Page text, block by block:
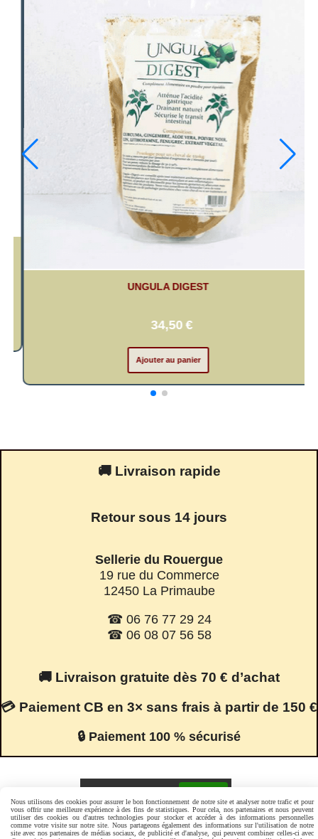
70,99€
Ajouter au panier
🚚 Livraison rapide
Retour sous 14 jours
Sellerie du Rouergue
19 rue du Commerce
12450 La Primaube
☎ 06 76 77 29 24
☎ 06 08 07 56 58
🚚 Livraison gratuite dès 70 € d’achat
💳 Paiement CB en 3× sans frais à partir de 150 €
🔒 Paiement 100 % sécurisé
Mentions Légales Conditions générales de vente
Nous utilisons des cookies pour assurer le bon fonctionnement de notre site et analyser notre trafic et pour
vous offrir une meilleure expérience à des fins de statistiques. Pour cela, nos partenaires et nous peuvent
utiliser des cookies ou d'autres technologies pour stocker et accéder à des informations personnelles
comme votre visite sur notre site. Nous partageons également des informations sur l'utilisation de notre
site avec nos partenaires de médias sociaux, de publicité et d'analyse, qui peuvent combiner celles-ci avec